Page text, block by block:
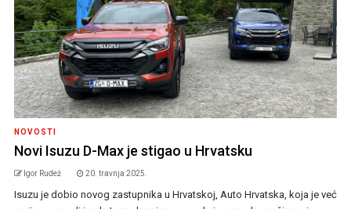
NOVOSTI
Novi Isuzu D-Max je stigao u Hrvatsku
Igor Rudež 20. travnja 2025.
Isuzu je dobio novog zastupnika u Hrvatskoj, Auto Hrvatska, koja je već